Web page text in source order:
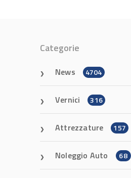
Categorie
News 4704
Vernici 316
Attrezzature 157
Noleggio Auto 68